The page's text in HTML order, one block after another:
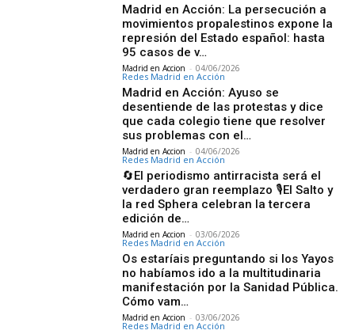
Madrid en Acción: La persecución a
movimientos propalestinos expone la
represión del Estado español: hasta
95 casos de v…
Madrid en Accion - 04/06/2026
Redes Madrid en Acción
Madrid en Acción: Ayuso se
desentiende de las protestas y dice
que cada colegio tiene que resolver
sus problemas con el…
Madrid en Accion - 04/06/2026
Redes Madrid en Acción
🔄El periodismo antirracista será el
verdadero gran reemplazo 🎙El Salto y
la red Sphera celebran la tercera
edición de…
Madrid en Accion - 03/06/2026
Redes Madrid en Acción
Os estaríais preguntando si los Yayos
no habíamos ido a la multitudinaria
manifestación por la Sanidad Pública.
Cómo vam…
Madrid en Accion - 03/06/2026
Redes Madrid en Acción